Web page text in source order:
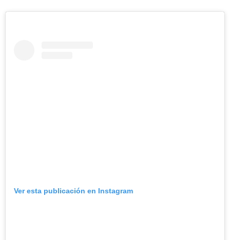
Ver esta publicación en Instagram